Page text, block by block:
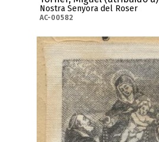
Nostra Senyora del Roser
AC-00582